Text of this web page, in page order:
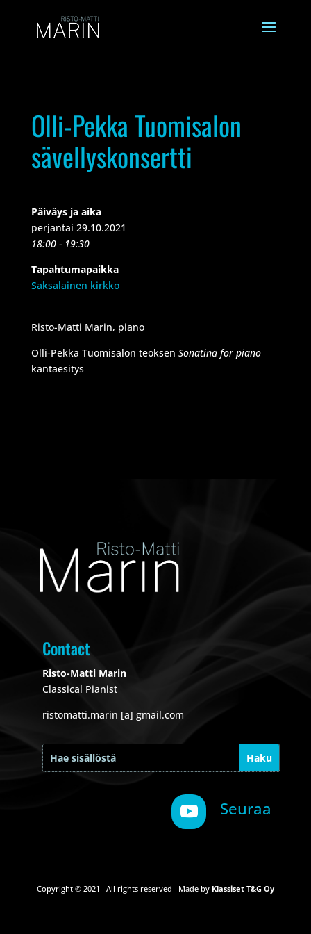
Olli-Pekka Tuomisalon
sävellyskonsertti
Päiväys ja aika
perjantai 29.10.2021
18:00 - 19:30
Tapahtumapaikka
Saksalainen kirkko
Risto-Matti Marin, piano
Olli-Pekka Tuomisalon teoksen Sonatina for piano
kantaesitys
Contact
Risto-Matti Marin
Classical Pianist
ristomatti.marin [a] gmail.com
Seuraa
Copyright © 2021 All rights reserved Made by Klassiset T&G Oy